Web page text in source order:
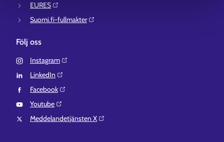
EURES⁠
Suomi.fi-fullmakter⁠
Följ oss
Instagram⁠
LinkedIn⁠
Facebook⁠
Youtube⁠
Meddelandetjänsten X⁠